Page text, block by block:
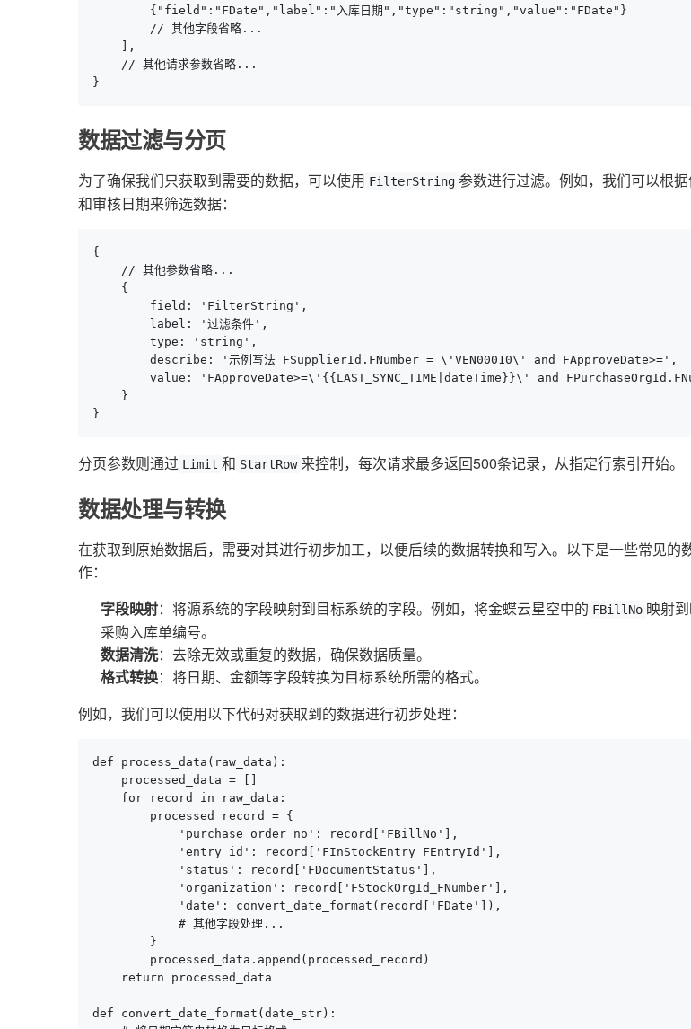
        {"field":"FDate","label":"入库日期","type":"string","value":"FDate"}
        // 其他字段省略...
    ],
    // 其他请求参数省略...
}
数据过滤与分页
为了确保我们只获取到需要的数据，可以使用 FilterString 参数进行过滤。例如，我们可以根
和审核日期来筛选数据：
{
    // 其他参数省略...
    {
        field: 'FilterString',
        label: '过滤条件',
        type: 'string',
        describe: '示例写法 FSupplierId.FNumber = \'VEN00010\' and FApproveDate>=',
value: 'FApproveDate>=\'{{LAST_SYNC_TIME|dateTime}}\' and
    }
}
分页参数则通过 Limit 和 StartRow 来控制，每次请求最多返回500条记录，从指定行索引开始。
数据处理与转换
在获取到原始数据后，需要对其进行初步加工，以便后续的数据转换和写入。以下是一些常见的
作：
字段映射：将源系统的字段映射到目标系统的字段。例如，将金蝶云星空中的 FBillNo 映射
采购入库单编号。
数据清洗：去除无效或重复的数据，确保数据质量。
格式转换：将日期、金额等字段转换为目标系统所需的格式。
例如，我们可以使用以下代码对获取到的数据进行初步处理：
def process_data(raw_data):
    processed_data = []
    for record in raw_data:
        processed_record = {
            'purchase_order_no': record['FBillNo'],
            'entry_id': record['FInStockEntry_FEntryId'],
            'status': record['FDocumentStatus'],
            'organization': record['FStockOrgId_FNumber'],
            'date': convert_date_format(record['FDate']),
            # 其他字段处理...
        }
        processed_data.append(processed_record)
    return processed_data
def convert_date_format(date_str):